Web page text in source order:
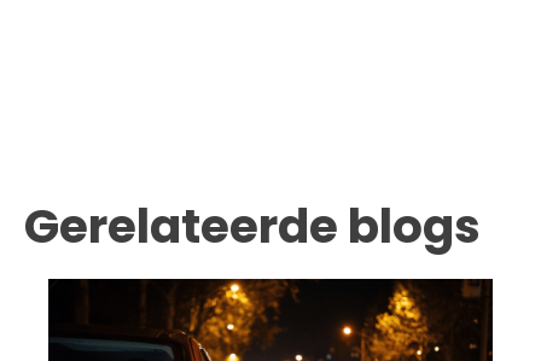
Gerelateerde blogs